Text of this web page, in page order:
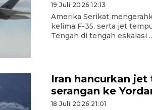
19 Juli 2026 12:13
Amerika Serikat
kelima F-35, serta jet
Tengah di tengah eskalasi
Iran hancurkan
serangan ke
18 Juli 2026 21:01
6 Agustus